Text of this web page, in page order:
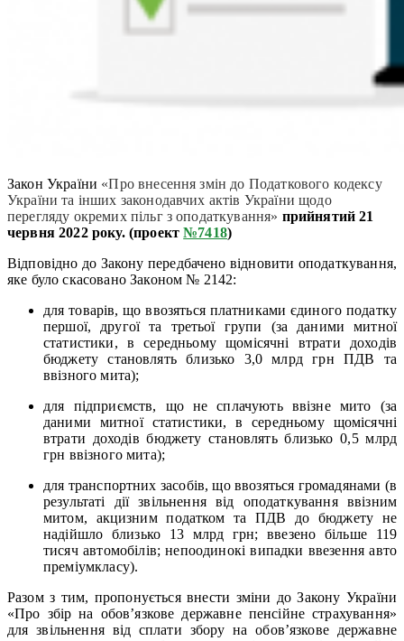
Закон України «Про внесення змін до Податкового кодексу
України та інших законодавчих актів України щодо
перегляду окремих пільг з оподаткування» прийнятий 21
червня 2022 року. (проект№7418)
Відповідно до Закону передбачено відновити оподаткування,
яке було скасовано Законом № 2142:
для товарів, що ввозяться платниками єдиного податку
першої, другої та третьої групи (за даними митної
статистики, в середньому щомісячні втрати доходів
бюджету становлять близько 3,0 млрд грн ПДВ та
ввізного мита);
для підприємств, що не сплачують ввізне мито (за
даними митної статистики, в середньому щомісячні
втрати доходів бюджету становлять близько 0,5 млрд
грн ввізного мита);
для транспортних засобів, що ввозяться громадянами (в
результаті дії звільнення від оподаткування ввізним
митом, акцизним податком та ПДВ до бюджету не
надійшло близько 13 млрд грн; ввезено більше 119
тисяч автомобілів; непоодинокі випадки ввезення авто
преміумкласу).
Разом з тим, пропонується внести зміни до Закону України
«Про збір на обов’язкове державне пенсійне страхування»
для звільнення від сплати збору на обов’язкове державне